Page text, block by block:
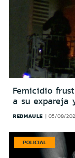
Femicidio
a su expareja
REDMAULE 05/08/
POLICIAL